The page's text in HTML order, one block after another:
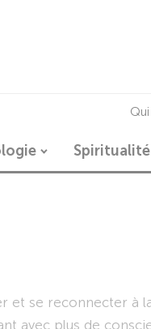
et se reconnecter
avec plus de